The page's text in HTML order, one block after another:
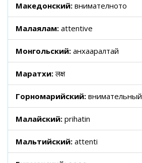
Македонский: внимателното
Малаялам: attentive
Монгольский: анхааралтай
Маратхи:लक्ष
Горномарийский: внимательный
Малайский: prihatin
Мальтийский: attenti